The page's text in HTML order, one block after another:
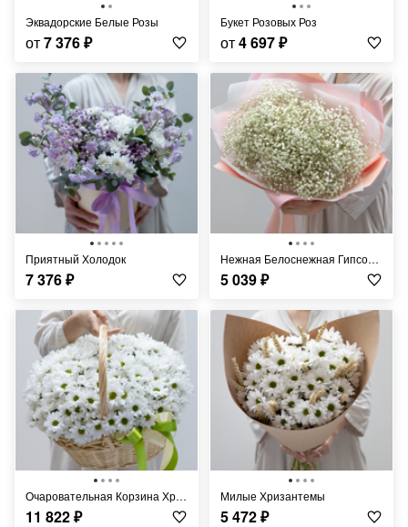
Эквадорские Белые Розы
от7 376₽
Букет Розовых Роз
от4 697₽
Приятный Холодок
7 376₽
Нежная Белоснежная Гипсофила
5 039₽
Очаровательная Корзина Хризантем
11 822₽
Милые Хризантемы
5 472₽